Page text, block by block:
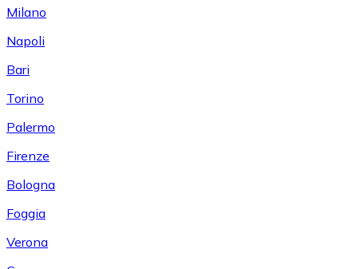
Milano
Napoli
Bari
Torino
Palermo
Firenze
Bologna
Foggia
Verona